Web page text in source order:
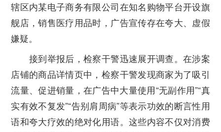
辖区内某电子商务有限公司在知名购物平台开设旗
舰店，销售医疗用品时，广告宣传存在夸大、虚假
嫌疑。
接到举报后，检察干警迅速展开调查。在涉案
店铺的商品详情页中，检察干警发现商家为了吸引
流量、促进销量，在广告中大量使用“无副作用”“真
实有效不复发”“告别肩周病”等表示功效的断言性用
语和夸大疗效的绝对化用语。这些内容不仅对消费